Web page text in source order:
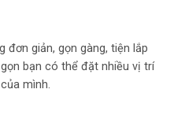
đơn giản, gọn gàng, tiện lắp
bạn có thể đặt nhiều vị trí
mình.